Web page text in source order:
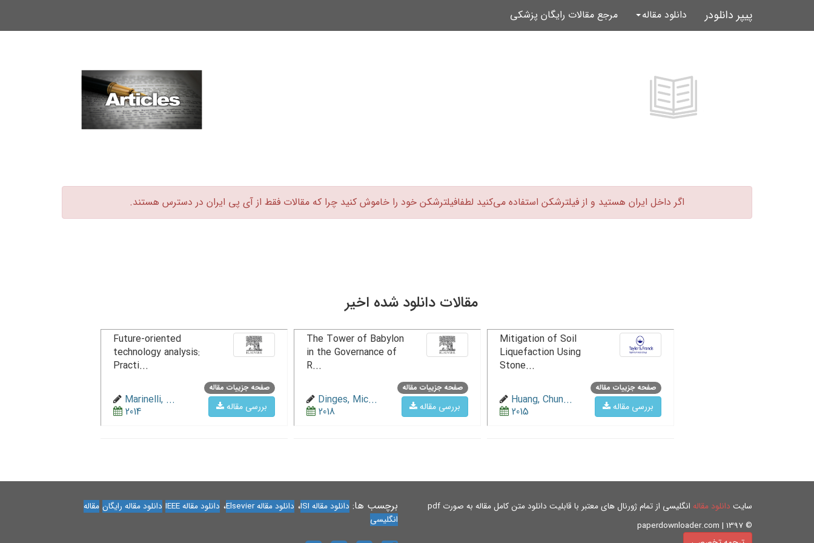
پیپر دانلودر دانلود مقاله مرجع مقالات رایگان پزشکی
اگر داخل ایران هستید و از فیلترشکن استفاده می‌کنید لطفافیلترشکن خود را خاموش کنید چرا که مقالات فقط از آی پی ایران در دسترس هستند.‏
مقالات دانلود شده اخیر
صفحه جزییات مقاله
بررسی مقاله
Mitigation of Soil
Liquefaction Using
Stone...
Huang, Chun...
2015
صفحه جزییات مقاله
بررسی مقاله
The Tower of Babylon
in the Governance of
R...
Dinges, Mic...
2018
صفحه جزییات مقاله
بررسی مقاله
Future-oriented
technology analysis:
Practi...
Marinelli, ...
2014
سایت دانلود مقاله انگلیسی از تمام ژورنال های معتبر با قابلیت دانلود متن کامل مقاله به صورت pdf
© paperdownloader.com | 1397
برچسب ها: دانلود مقاله ISI ، دانلود مقاله Elsevier ، دانلود مقاله IEEE دانلود مقاله رایگان مقاله
انگلیسی